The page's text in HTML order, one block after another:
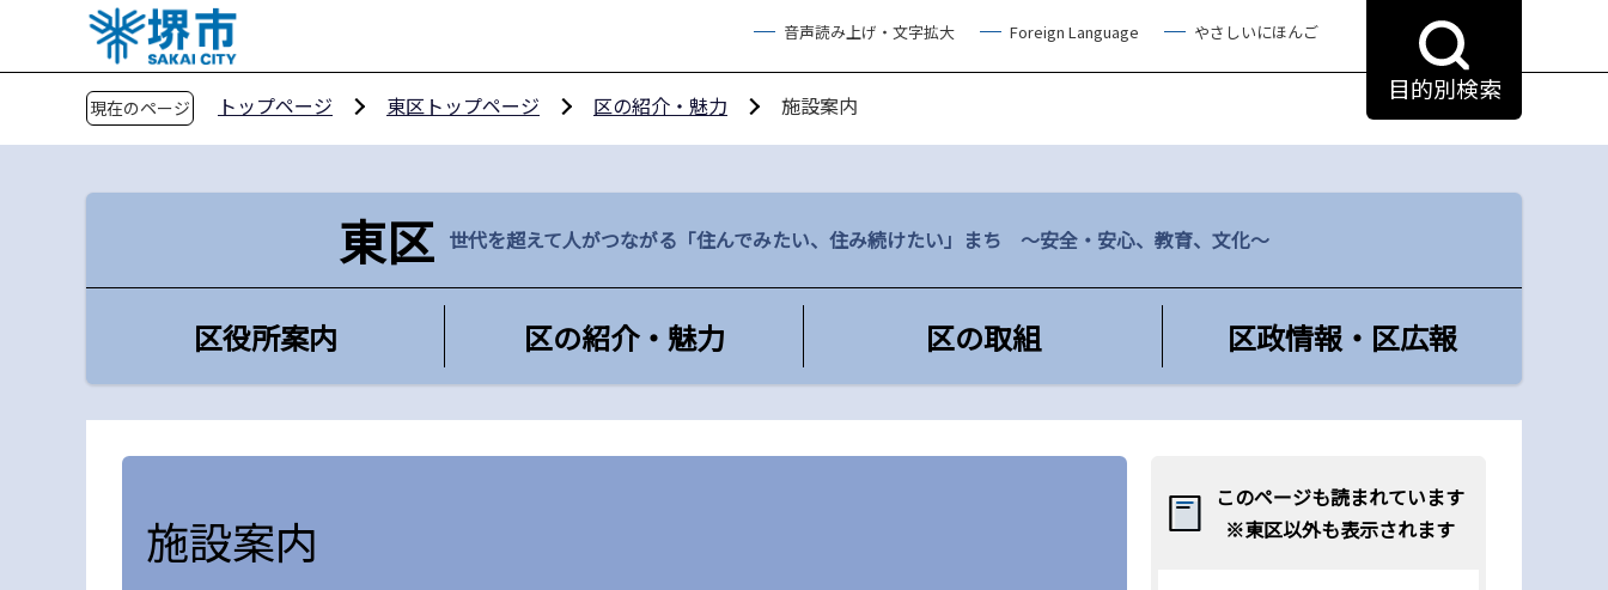
ペ
ジ
音声読み上げ・文字拡大 Foreign Language やさしいにほんご
目的別検索
現在のページ トップページ 東区トップページ 区の紹介・魅力 施設案内
東区 世代を超えて人がつながる「住んでみたい、住み続けたい」まち ～安全・安心、教育、文化～
区役所案内 区の紹介・魅力 区の取組 区政情報・区広報
施設案内
このページも読まれています
※東区以外も表示されます